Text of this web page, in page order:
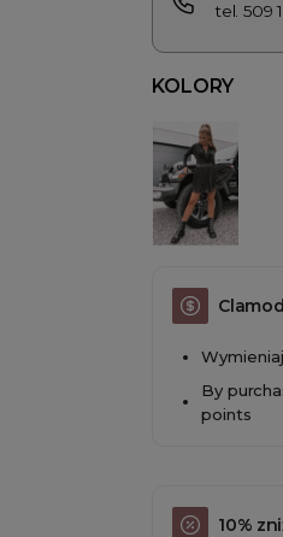
tel. 509
KOLORY
By
points
10%